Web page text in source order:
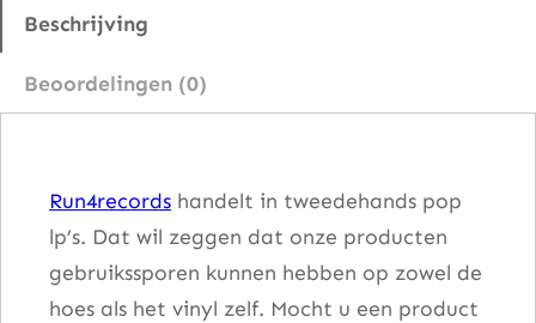
P
Beschrijving
Beoordelingen (0)
Run4records handelt in tweedehands pop
lp’s. Dat wil zeggen dat onze producten
gebruikssporen kunnen hebben op zowel de
hoes als het vinyl zelf. Mocht u een product